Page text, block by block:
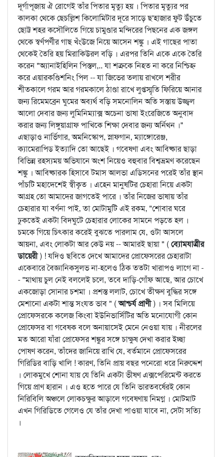
দূর্গাপূজায় ঐ রোগেই তাঁর পিতার মৃত্যু হয় । পিতার মৃত্যুর পর
কালকা থেকে ছেচল্লিশ কিলোমিটার দূরে সাড়ে ছ'হাজার ফুট উঁচুতে
ছোট্ট শহর কসৌলিতে গিয়ে চামুণ্ডার মন্দিরের পিছনের এক জঙ্গল
থেকে স্বর্ণপর্ণীর গাছ খঁংউজে নিয়ে আসেন শঙ্কু । এই গাছের পাতা
থেকেই তৈরি হয় মিরাকিউরল বড়ি । এরপর তিনি একে একে তৈরি
করেন "অ্যানাইহিলিন পিস্তল,.. যা শত্রুকে নিহত না করে নিশ্চিহ্ন
করে এয়ারকণ্ডিশনিং পিল -- যা জিভের তলায় রাখলে শরীর
শীতকালে গরম আর গরমকালে ঠাণ্ডা রাখে লুপ্তস্মৃতি ফিরিয়ে আনার
জন্য রিমেমব্রেন ঘুমের অব্যর্থ বড়ি সমনোলিন অতি সস্তায় উজ্জ্বল
আলো দেবার জন্য লুমিনিম্যাক্স অচেনা ভাষা ইংরেজিতে অনুবাদ
করার জন্য লিঙ্গুয়াগ্রাফ পাখিকে শিক্ষা দেবার জন্য অর্নিথন ।"
এছাড়াও নার্ভিগার, অমনিস্কোপ, স্নাফগান, ম্যাঙ্গোরেঞ্জ,
ক্যামেরাপিড ইত্যাদি তো আছেই । গবেষণা এবং আবিষ্কার ছাড়া
বিভিন্ন রহস্যময় অভিযানে অংশ নিয়েও বহুবার বিশ্বভ্রমণ করেছেন
শঙ্কু । আবিষ্কারক হিসাবে টমাস আলভা এডিসনের পরেই তাঁর স্থান
পাঁচটি মহাদেশেই স্বীকৃত । এহেন মানুষটির চেহারা নিয়ে একটা
আগ্রহ তো আমাদের জাগতেই পারে । তাঁর নিজের ভাষায় তাঁর
চেহারার যা বর্ণনা পাই, তা মোটামুটি এই রকম, "শোবার ঘরে
ঢুকতেই একটা বিদঘুটে চেহারার লোকের সামনে পড়তে হল ।
চমকে গিয়ে চিত্কার করেই বুঝতে পারলাম যে, ওটা আসলে
আয়না, এবং লোকটা আর কেউ নয় -- আমারই ছায়া " (ব্যোমযাত্রীর
ডায়েরী) ! যদিও ছবিতে দেখে আমাদের প্রোফেসরের চেহারাটা
একেবারে বৈজ্ঞানিকসুলভ না-হলেও ঠিক ততটা খারাপও লাগে না -
- "মাথায় চুল নেই বললেই চলে, তবে দাড়ি-গোঁফ আছে, আর চোখে
একজোড়া সোনার চশমা । প্রশস্ত ললাট, চোখে তীক্ষণ বুদ্ধির সঙ্গে
মেশানো একটা শান্ত সংযত ভাব " (আশ্চর্য প্রাণী) । সব মিলিয়ে
প্রোফেসরকে কলেজ কিংবা ইউনিভার্সিটির অতি মনোযোগী কোন
প্রোফেসর বা গবেষক বলে অনায়াসেই মেনে নেওয়া যায় । নীরলের
মত আরো যাঁরা প্রোফেসর শঙ্কুর সঙ্গে চাক্ষুষ দেখা করার ইচ্ছা
পোষণ করেন, তাঁদের জানিয়ে রাখি যে, বর্তমানে প্রোফেসরের
গিরিডির বাড়ি খালি ! কারণ, তিনি প্রায় বছর পনেরো ধরে নিরুদ্দেশ
। লোকমুখে শোনা যায় যে তিনি একটা ভীষণ এক্সপেরিমেন্ট করতে
গিয়ে প্রাণ হারান । এও হতে পারে যে তিনি ভারতবর্ষেরই কোন
নিরিবিলি অঞ্চলে লোকচক্ষুর আড়ালে গবেষণায় নিমগ্ন । মোটমাট
এখন গিরিডিতে গেলেও যে তাঁর দেখা পাওয়া যাবে না, সেটা সত্যি
।